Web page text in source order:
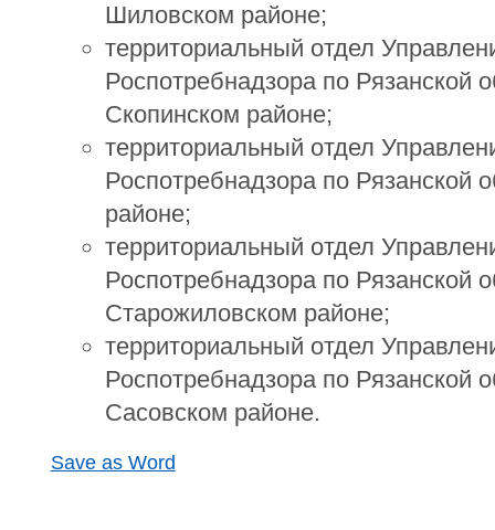
Шиловском районе;
территориальный отдел
Роспотребнадзора по Рязанской
Скопинском районе;
территориальный отдел
Роспотребнадзора по Рязанской
районе;
территориальный отдел
Роспотребнадзора по Рязанской
Старожиловском районе;
территориальный отдел
Роспотребнадзора по Рязанской
Сасовском районе.
Save as Word